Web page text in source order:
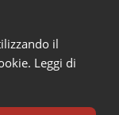
il
Leggi di